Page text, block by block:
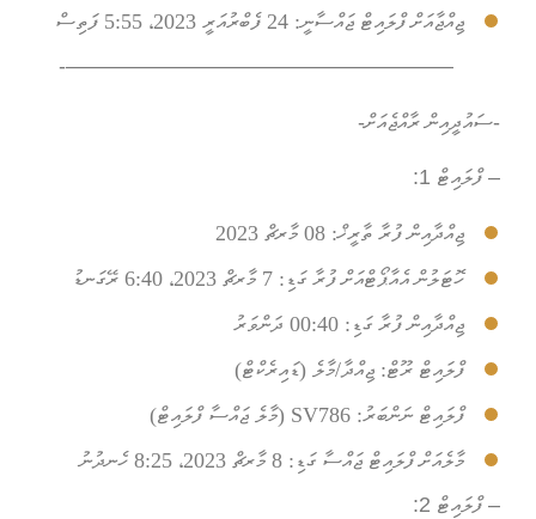
ޖިއްޖާއަށް ފްލައިޓް ޖައްސާނީ: 24 ފެބްރުއަރީ 2023، 5:55 ފަތިސް
——————————————————-
-ސައުދީއިން ރާއްޖެއަށް-
– ފްލައިޓް 1:
ޖިއްދާއިން ފުރާ ތާރީޚް:
ހޮޓަލުން އެއާޕޯޓްއަށް ފުރާ ގަޑި:
ޖިއްދާއިން ފުރާ ގަޑި: 00:40 ދަންވަރު
ފްލައިޓް ރޫޓް: ޖިއްދާ/މާލެ (ޑައިރެކްޓް)
ފްލައިޓް ނަންބަރު: SV786 (މާލެ ޖައްސާ ފްލައިޓް)
މާލެއަށް ފްލައިޓް ޖައްސާ ގަޑި:
– ފްލައިޓް 2: